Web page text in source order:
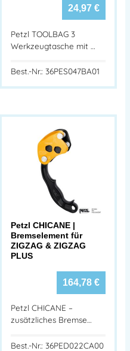
24,97 €
Petzl TOOLBAG 3
Werkzeugtasche mit …
Best.-Nr.: 36PES047BA01
Petzl CHICANE |
Bremselement für
ZIGZAG & ZIGZAG
PLUS
164,78 €
Petzl CHICANE –
zusätzliches Bremse…
Best.-Nr.: 36PED022CA00